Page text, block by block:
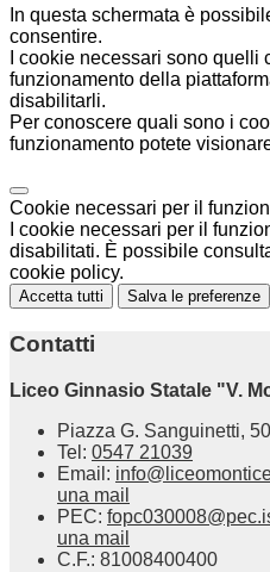
In questa schermata è
consentire.
I cookie necessari sono quelli
funzionamento della
disabilitarli.
Per conoscere quali sono i
funzionamento potete
Cookie necessari per il
I cookie necessari per il
disabilitati. È possibile
cookie policy.
Accetta tutti Salva le preferenze
Contatti
Liceo Ginnasio Statale "V.
Piazza G. Sanguinetti,
Tel: 0547 21039
Email:
una mail
PEC:
una mail
C.F.: 81008400400